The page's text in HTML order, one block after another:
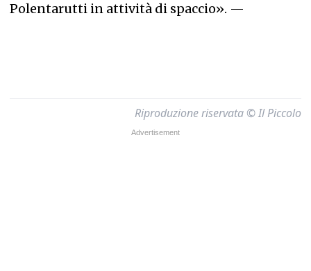
Polentarutti in attività di spaccio». —
Riproduzione riservata © Il Piccolo